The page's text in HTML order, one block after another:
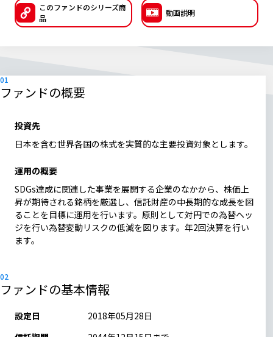
国内株式議決権行使の方針と判断基準
このファンドのシリーズ商
品
動画説明
ファンドの概要
投資先
日本を含む世界各国の株式を実質的な主要投資対象とします。
運用の概要
SDGs達成に関連した事業を展開する企業のなかから、株価上
昇が期待される銘柄を厳選し、信託財産の中長期的な成長を図
ることを目標に運用を行います。原則として対円での為替ヘッ
ジを行い為替変動リスクの低減を図ります。年2回決算を行い
ます。
ファンドの基本情報
設定日
2018年05月28日